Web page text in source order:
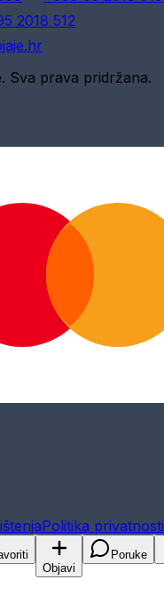
2018 512
Sva prava pridržana.
Politika privatnosti
Objavi
Poruke